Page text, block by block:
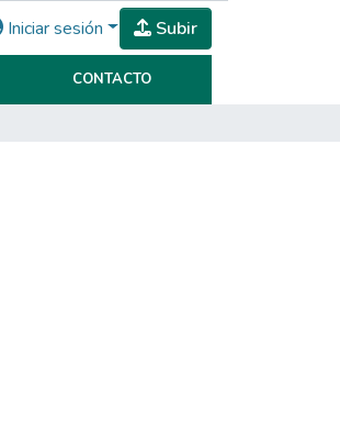
Iniciar sesión Subir
CONTACTO